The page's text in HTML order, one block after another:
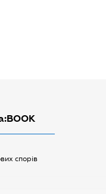
спорів